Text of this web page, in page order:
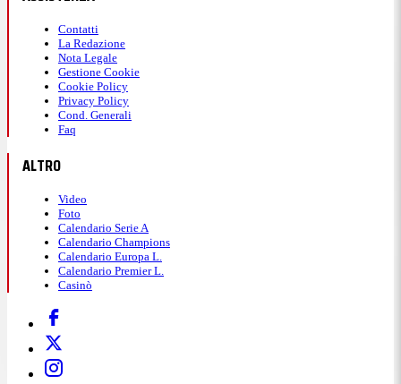
Contatti
La Redazione
Nota Legale
Gestione Cookie
Cookie Policy
Privacy Policy
Cond. Generali
Faq
ALTRO
Video
Foto
Calendario Serie A
Calendario Champions
Calendario Europa L.
Calendario Premier L.
Casinò